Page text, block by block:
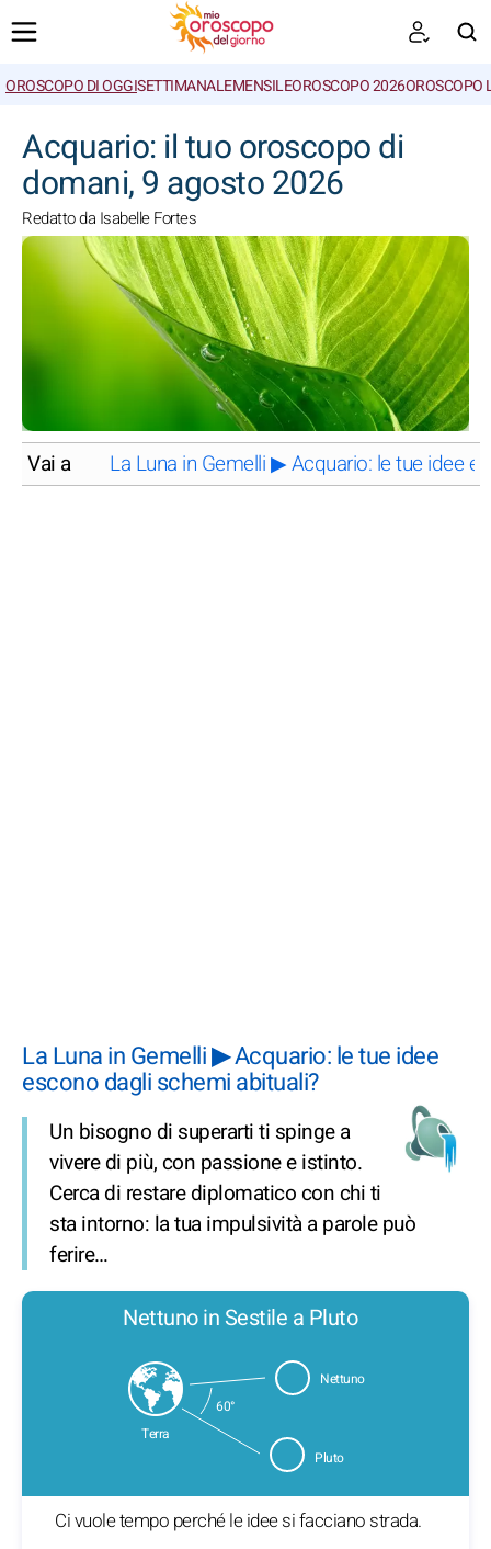
OROSCOPO DI OGGISETTIMANALEMENSILEOROSCOPO 2026OROSCOPO
Acquario: il tuo oroscopo di
domani, 9 agosto 2026
Redatto da Isabelle Fortes
Vai a La Luna in Gemelli ▶ Acquario: le tue idee
La Luna in Gemelli ▶ Acquario: le tue idee
escono dagli schemi abituali?
Un bisogno di superarti ti spinge a
vivere di più, con passione e istinto.
Cerca di restare diplomatico con chi ti
sta intorno: la tua impulsività a parole può
ferire…
Nettuno in Sestile a Pluto
Terra
Nettuno
Pluto
60°
Ci vuole tempo perché le idee si facciano strada.